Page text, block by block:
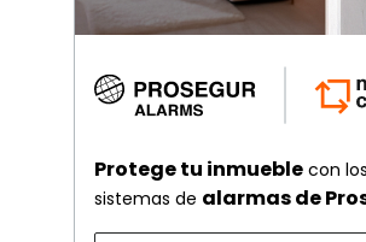
Protege tu inmueble con los
sistemas de alarmas de